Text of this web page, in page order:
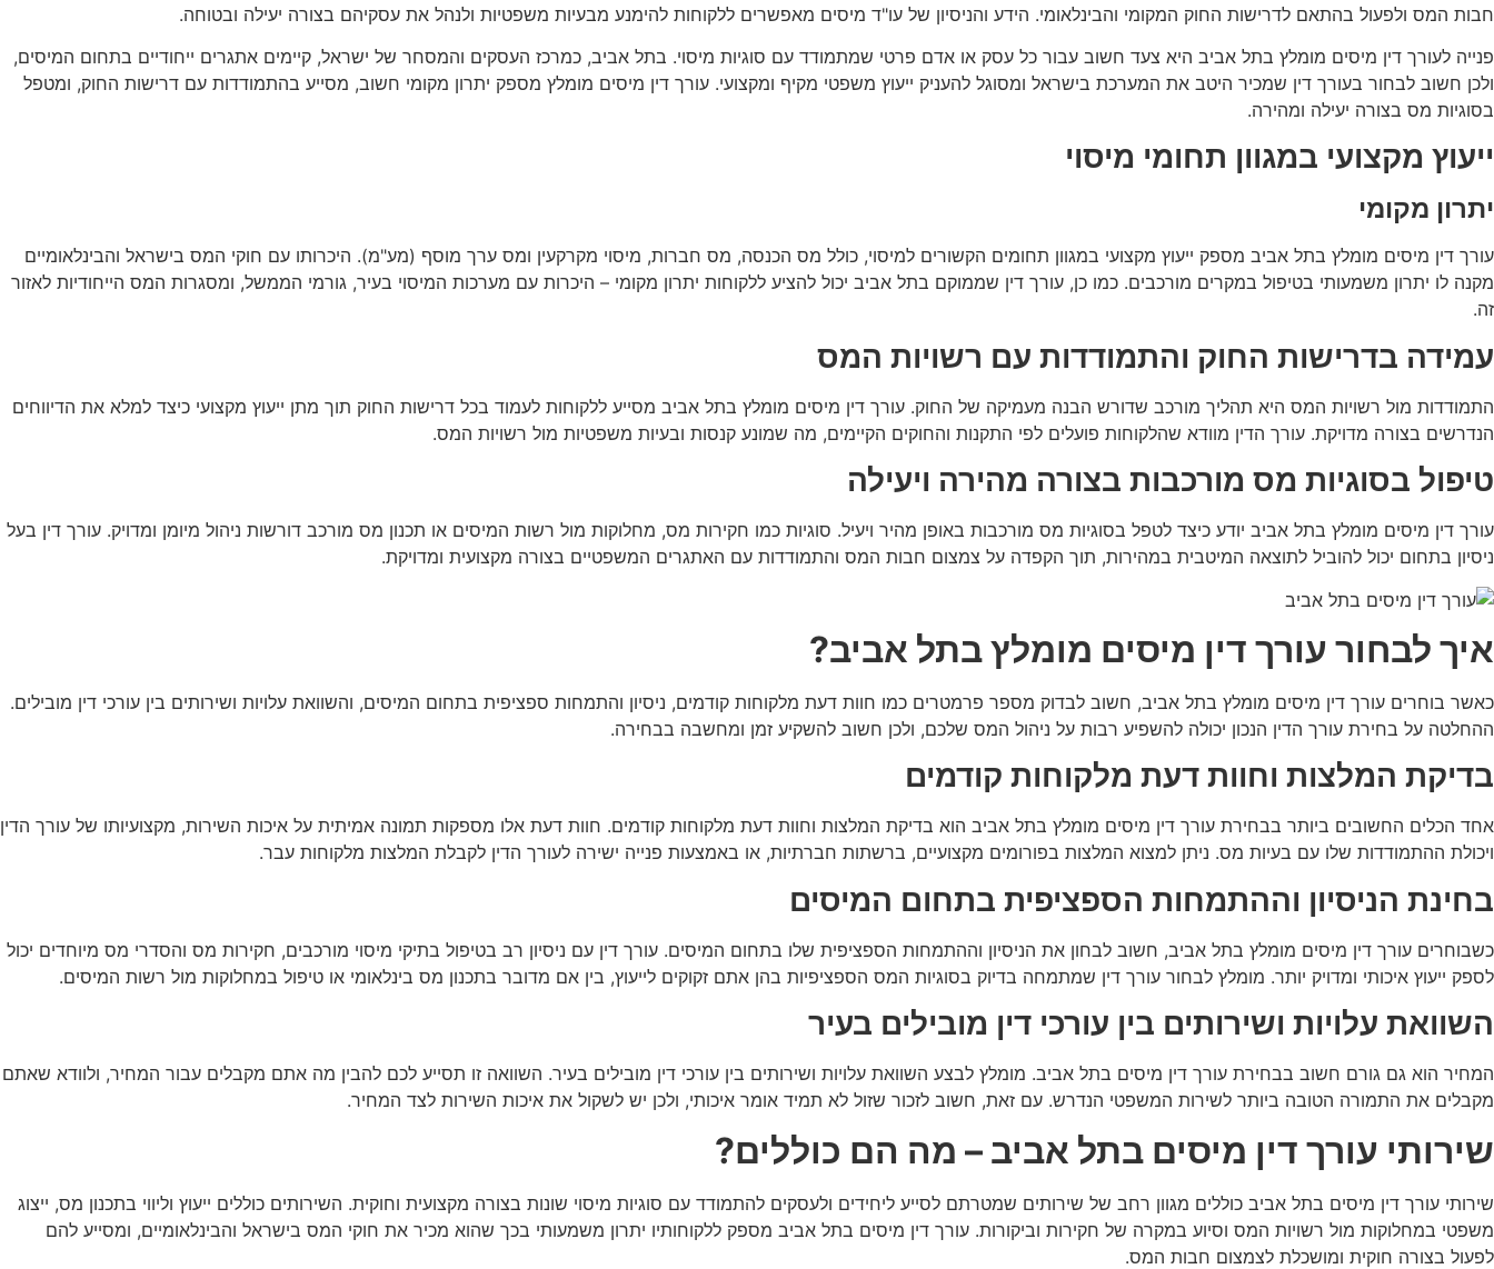
חבות המס ולפעול בהתאם לדרישות החוק המקומי והבינלאומי. הידע והניסיון של עו"ד מיסים מאפשרים ללקוחות להימנע מבעיות משפטיות ולנהל את עסקיהם בצורה יעילה ובטוחה.
פנייה לעורך דין מיסים מומלץ בתל אביב היא צעד חשוב עבור כל עסק או אדם פרטי שמתמודד עם סוגיות מיסוי. בתל אביב, כמרכז העסקים והמסחר של ישראל, קיימים אתגרים ייחודיים בתחום המיסים,
ולכן חשוב לבחור בעורך דין שמכיר היטב את המערכת בישראל ומסוגל להעניק ייעוץ משפטי מקיף ומקצועי. עורך דין מיסים מומלץ מספק יתרון מקומי חשוב, מסייע בהתמודדות עם דרישות החוק, ומטפל
בסוגיות מס בצורה יעילה ומהירה.
ייעוץ מקצועי במגוון תחומי מיסוי
יתרון מקומי
עורך דין מיסים מומלץ בתל אביב מספק ייעוץ מקצועי במגוון תחומים הקשורים למיסוי, כולל מס הכנסה, מס חברות, מיסוי מקרקעין ומס ערך מוסף (מע"מ). היכרותו עם חוקי המס בישראל והבינלאומיים
מקנה לו יתרון משמעותי בטיפול במקרים מורכבים. כמו כן, עורך דין שממוקם בתל אביב יכול להציע ללקוחות יתרון מקומי – היכרות עם מערכות המיסוי בעיר, גורמי הממשל, ומסגרות המס הייחודיות לאזור
זה.
עמידה בדרישות החוק והתמודדות עם רשויות המס
התמודדות מול רשויות המס היא תהליך מורכב שדורש הבנה מעמיקה של החוק. עורך דין מיסים מומלץ בתל אביב מסייע ללקוחות לעמוד בכל דרישות החוק תוך מתן ייעוץ מקצועי כיצד למלא את הדיווחים
הנדרשים בצורה מדויקת. עורך הדין מוודא שהלקוחות פועלים לפי התקנות והחוקים הקיימים, מה שמונע קנסות ובעיות משפטיות מול רשויות המס.
טיפול בסוגיות מס מורכבות בצורה מהירה ויעילה
עורך דין מיסים מומלץ בתל אביב יודע כיצד לטפל בסוגיות מס מורכבות באופן מהיר ויעיל. סוגיות כמו חקירות מס, מחלוקות מול רשות המיסים או תכנון מס מורכב דורשות ניהול מיומן ומדויק. עורך דין בעל
ניסיון בתחום יכול להוביל לתוצאה המיטבית במהירות, תוך הקפדה על צמצום חבות המס והתמודדות עם האתגרים המשפטיים בצורה מקצועית ומדויקת.
איך לבחור עורך דין מיסים מומלץ בתל אביב?
כאשר בוחרים עורך דין מיסים מומלץ בתל אביב, חשוב לבדוק מספר פרמטרים כמו חוות דעת מלקוחות קודמים, ניסיון והתמחות ספציפית בתחום המיסים, והשוואת עלויות ושירותים בין עורכי דין מובילים.
ההחלטה על בחירת עורך הדין הנכון יכולה להשפיע רבות על ניהול המס שלכם, ולכן חשוב להשקיע זמן ומחשבה בבחירה.
בדיקת המלצות וחוות דעת מלקוחות קודמים
אחד הכלים החשובים ביותר בבחירת עורך דין מיסים מומלץ בתל אביב הוא בדיקת המלצות וחוות דעת מלקוחות קודמים. חוות דעת אלו מספקות תמונה אמיתית על איכות השירות, מקצועיותו של עורך הדין
ויכולת ההתמודדות שלו עם בעיות מס. ניתן למצוא המלצות בפורומים מקצועיים, ברשתות חברתיות, או באמצעות פנייה ישירה לעורך הדין לקבלת המלצות מלקוחות עבר.
בחינת הניסיון וההתמחות הספציפית בתחום המיסים
כשבוחרים עורך דין מיסים מומלץ בתל אביב, חשוב לבחון את הניסיון וההתמחות הספציפית שלו בתחום המיסים. עורך דין עם ניסיון רב בטיפול בתיקי מיסוי מורכבים, חקירות מס והסדרי מס מיוחדים יכול
לספק ייעוץ איכותי ומדויק יותר. מומלץ לבחור עורך דין שמתמחה בדיוק בסוגיות המס הספציפיות בהן אתם זקוקים לייעוץ, בין אם מדובר בתכנון מס בינלאומי או טיפול במחלוקות מול רשות המיסים.
השוואת עלויות ושירותים בין עורכי דין מובילים בעיר
המחיר הוא גם גורם חשוב בבחירת עורך דין מיסים בתל אביב. מומלץ לבצע השוואת עלויות ושירותים בין עורכי דין מובילים בעיר. השוואה זו תסייע לכם להבין מה אתם מקבלים עבור המחיר, ולוודא שאתם
מקבלים את התמורה הטובה ביותר לשירות המשפטי הנדרש. עם זאת, חשוב לזכור שזול לא תמיד אומר איכותי, ולכן יש לשקול את איכות השירות לצד המחיר.
שירותי עורך דין מיסים בתל אביב – מה הם כוללים?
שירותי עורך דין מיסים בתל אביב כוללים מגוון רחב של שירותים שמטרתם לסייע ליחידים ולעסקים להתמודד עם סוגיות מיסוי שונות בצורה מקצועית וחוקית. השירותים כוללים ייעוץ וליווי בתכנון מס, ייצוג
משפטי במחלוקות מול רשויות המס וסיוע במקרה של חקירות וביקורות. עורך דין מיסים בתל אביב מספק ללקוחותיו יתרון משמעותי בכך שהוא מכיר את חוקי המס בישראל והבינלאומיים, ומסייע להם
לפעול בצורה חוקית ומושכלת לצמצום חבות המס.